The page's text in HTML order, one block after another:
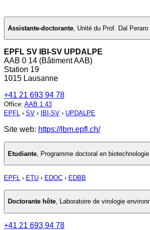
Assistante-doctorante, Unité du Prof. Dal Peraro
EPFL SV IBI-SV UPDALPE
AAB 0 14 (Bâtiment AAB)
Station 19
1015 Lausanne
+41 21 693 94 78
Office: AAB 1 43
EPFL › SV › IBI-SV › UPDALPE
Site web: https://lbm.epfl.ch/
Etudiante Programme doctoral en
EPFL › ETU › EDOC › EDBB
Doctorante hôte, Laboratoire de virologie
+41 21 693 94 78